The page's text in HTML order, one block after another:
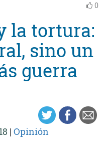
0
la tortura:
sino un
guerra
| Opinión